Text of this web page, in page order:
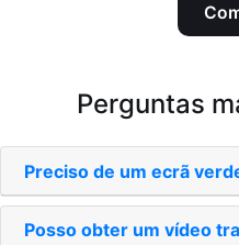
Perguntas
Preciso de um ecrã
Posso obter um vídeo